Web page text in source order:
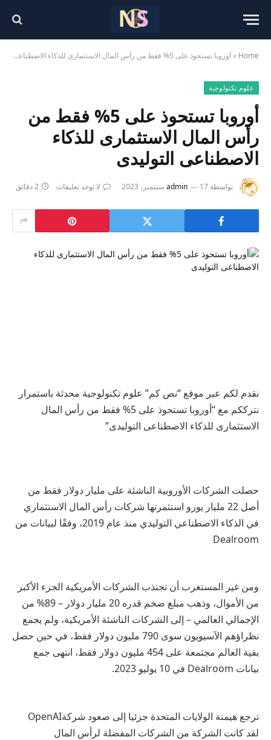
Home
»أوروبا تستحوذ على 5% فقط من رأس المال الاستثمارى للذكاء الاصطناعى التوليدى
علوم تكنولوجية
أوروبا تستحوذ على 5% فقط من
رأس المال الاستثمارى للذكاء
الاصطناعى التوليدى
بواسطة admin 17 سبتمبر، 2023 لا توجد تعليقات 2 دقائق
نقدم لكم عبر موقع “نص كم” علوم تكنولوجية محدثة باستمرار
نترككم مع “أوروبا تستحوذ على 5% فقط من رأس المال
الاستثمارى للذكاء الاصطناعى التوليدى”
حصلت الشركات الأوروبية الناشئة على مليار دولار فقط من
أصل 22 مليار يورو استثمرتها شركات رأس المال الاستثماري
في الذكاء الاصطناعي التوليدي منذ عام 2019، وفقًا لبيانات من
Dealroom
ومن غير المستغرب أن تجتذب الشركات الأمريكية الجزء الأكبر
من الأموال، وذهب مبلغ ضخم قدره 20 مليار دولار – 89% من
الإجمالي العالمي – إلى الشركات الناشئة الأمريكية، ولم يجمع
نظراؤهم الآسيويون سوى 790 مليون دولار فقط، في حين حصل
بقية العالم مجتمعة على 454 مليون دولار فقط، انتهى جمع
بيانات Dealroom في 10 يوليو 2023.
ترجع هيمنة الولايات المتحدة جزئيا إلى صعود شركةOpenAI
لقد كانت الشركة من الشركات المفضلة لرأس المال